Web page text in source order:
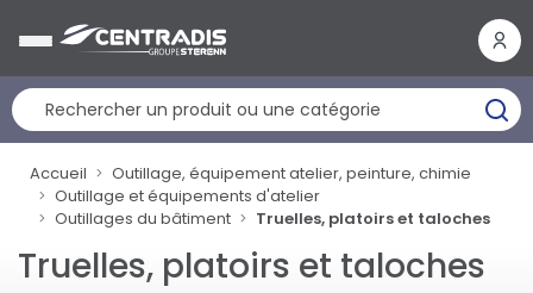
Accueil
Outillage, équipement atelier, peinture, chimie
Outillage et équipements d'atelier
Outillages du bâtiment
Truelles, platoirs et taloches
Truelles, platoirs et taloches